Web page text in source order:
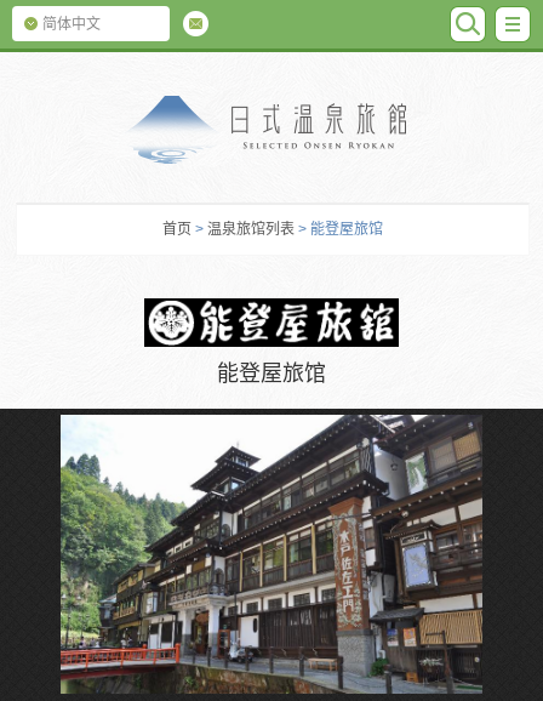
简体中文
首页 > 温泉旅馆列表 > 能登屋旅馆
能登屋旅馆